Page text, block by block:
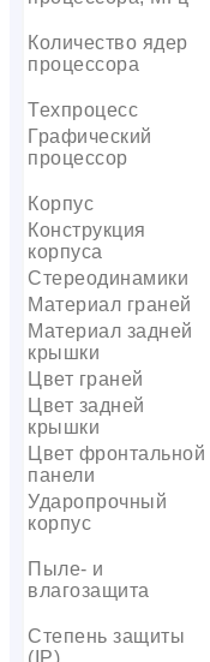
Количество ядер
процессора
Техпроцесс
Графический
процессор
Корпус
Конструкция
корпуса
Стереодинамики
Материал граней
Материал задней
крышки
Цвет граней
Цвет задней
крышки
Цвет фронтальной
панели
Ударопрочный
корпус
Пыле- и
влагозащита
Степень защиты
(IP)